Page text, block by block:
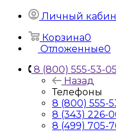
Личный
Корзина0
Отложенные0
8 (800) 555-53-05
Назад
Телефоны
8 (800) 555-
8 (343) 226-
8 (499) 705-